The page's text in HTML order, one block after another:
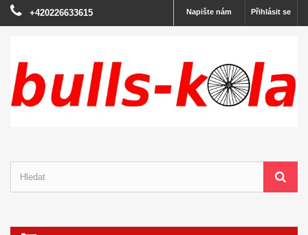
Přihlásit se
Napište nám
+420226633615